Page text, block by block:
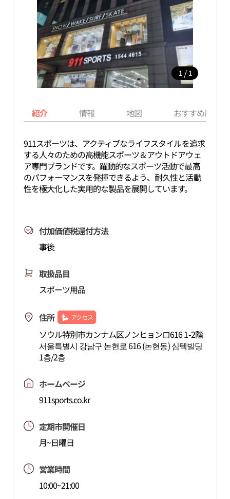
1 / 1
紹介 情報 地図 おすすめ周辺
911スポーツは、アクティブなライフスタイルを追求
する人々のための高機能スポーツ＆アウトドアウェ
ア専門ブランドです。躍動的なスポーツ活動で最高
のパフォーマンスを発揮できるよう、耐久性と活動
性を極大化した実用的な製品を展開しています。
付加価値税還付方法
事後
取扱品目
スポーツ用品
住所 アクセス
ソウル特別市カンナム区ノンヒョンロ616 1-2階
서울특별시 강남구 논현로 616 (논현동) 심텍빌딩
1층/2층
ホームページ
911sports.co.kr
定期市開催日
月~日曜日
営業時間
10:00~21:00